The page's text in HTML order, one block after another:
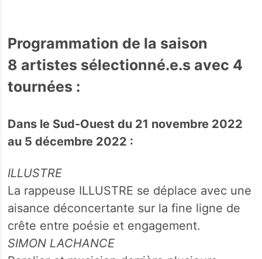
Programmation de la saison
8 artistes sélectionné.e.s avec 4
tournées :
Dans le Sud-Ouest du 21 novembre 2022
au 5 décembre 2022 :
ILLUSTRE
La rappeuse ILLUSTRE se déplace avec une
aisance déconcertante sur la fine ligne de
crête entre poésie et engagement.
SIMON LACHANCE